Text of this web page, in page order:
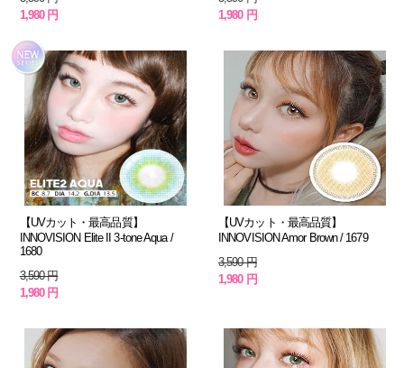
1,980 円
1,980 円
【UVカット・最高品質】
INNOVISION Elite II 3-tone Aqua /
1680
3,590 円
1,980 円
【UVカット・最高品質】
INNOVISION Amor Brown / 1679
3,590 円
1,980 円